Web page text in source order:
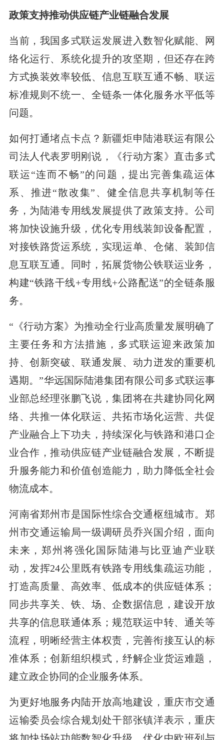
政策支持推动供应链产业链融合发展
当前，我国多式联运发展进入数智化赋能、网
络化运行、系统化提升的攻坚期，但还存在跨
方式换装效率较低、信息互联互通不畅、联运
标准规则不统一、全链条一体化服务水平低等
问题。
如何打通堵点卡点？新疆炬申陆港联运有限公
司法人代表罗明刚说，《行动方案》直击多式
联运“连而不畅”的问题，提出完善集疏运体
系、推进“散改集”、健全信息共享机制等任
务，为陆港专用线发展提供了政策支持。公司
将加快设施升级，优化专用线装卸设备配置，
对接铁路货运系统，实现运单、仓储、装卸信
息互联互通。同时，拓展货物公铁联运业务，
构建“铁路干线+专用线+公路配送”的全链条服
务。
“《行动方案》为推动全行业高质量发展明确了
主要任务和方法措施，多式联运迎来政策加
持、创新突破、联通发展、动力迸发的重要机
遇期。”华远国际陆港集团有限公司多式联运事
业部总经理张鹏飞说，集团将在共建协同化网
络、共推一体化联运、共拓市场化运营、共促
产业融合上下功夫，持续深化与铁路和港口企
业合作，推动供应链产业链融合发展，不断提
升服务能力和价值创造能力，助力降低全社会
物流成本。
河南省郑州市是国际性综合交通枢纽城市。郑
州市交通运输局一级调研员乔兴国介绍，面向
未来，郑州将强化国际陆港与比亚迪产业联
动，发挥24公里既有铁路专用线集疏运功能，
打造高质量、高效率、低成本的供应链体系；
同步共享关、铁、场、企数据信息，建设开放
共享的信息联通体系；规范联运中转、通关等
流程，明晰经营主体权责，完善衔接互认的标
准体系；创新组织模式，纾解企业货运难题，
建立政企协同的企业服务体系。
为更好地服务内陆开放高地建设，重庆市交通
运输委员会综合规划处干部张镇洋表示，重庆